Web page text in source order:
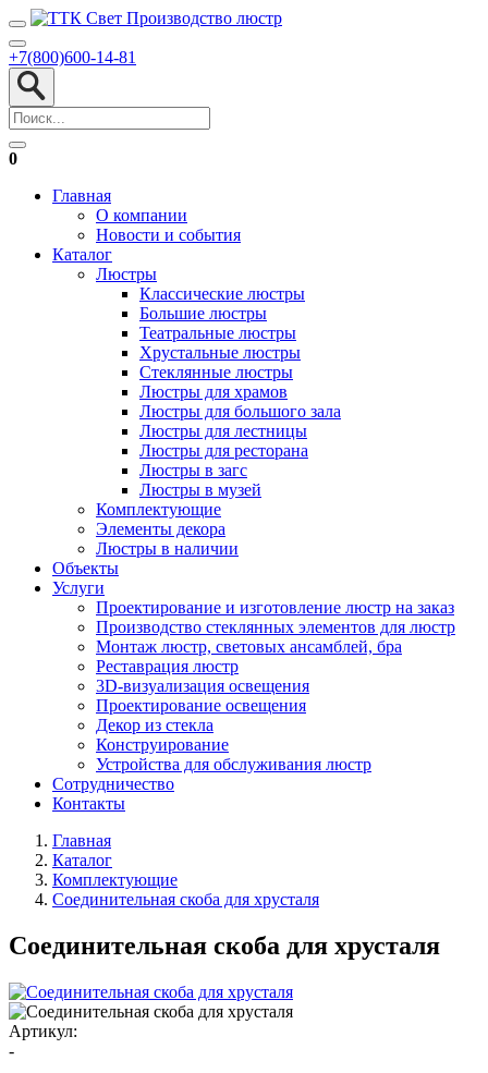
+7(800)600-14-81
0
Главная
О компании
Новости и события
Каталог
Люстры
Классические люстры
Большие люстры
Театральные люстры
Хрустальные люстры
Стеклянные люстры
Люстры для храмов
Люстры для большого зала
Люстры для лестницы
Люстры для ресторана
Люстры в загс
Люстры в музей
Комплектующие
Элементы декора
Люстры в наличии
Объекты
Услуги
Проектирование и изготовление люстр на заказ
Производство стеклянных элементов для люстр
Монтаж люстр, световых ансамблей, бра
Реставрация люстр
3D-визуализация освещения
Проектирование освещения
Декор из стекла
Конструирование
Устройства для обслуживания люстр
Сотрудничество
Контакты
Главная
Каталог
Комплектующие
Соединительная скоба для хрусталя
Соединительная скоба для хрусталя
Артикул:
-